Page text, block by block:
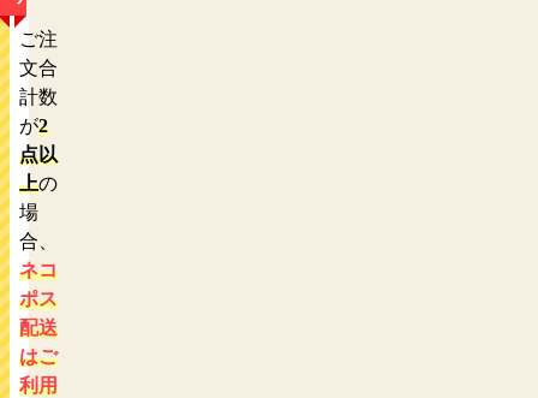
ご注
文合
計数
が2
点以
上の
場
合、
ネコ
ポス
配送
はご
利用